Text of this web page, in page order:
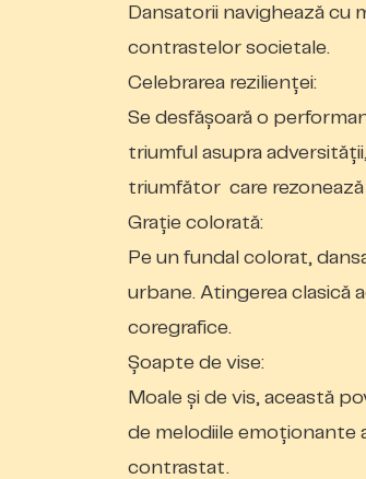
Dansatorii navighează cu
contrastelor societale.
Celebrarea rezilienței:
Se desfășoară o
triumful asupra
triumfător care
Grație colorată:
Pe un fundal colorat,
urbane. Atingerea clasică
coregrafice.
Șoapte de vise:
Moale și de vis, această
de melodiile emoționante
contrastat.